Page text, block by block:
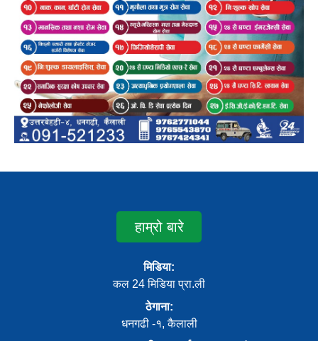
हाम्रो बारे
मिडिया:
कल 24 मिडिया प्रा.ली
ठेगाना:
धनगढी -१, कैलाली